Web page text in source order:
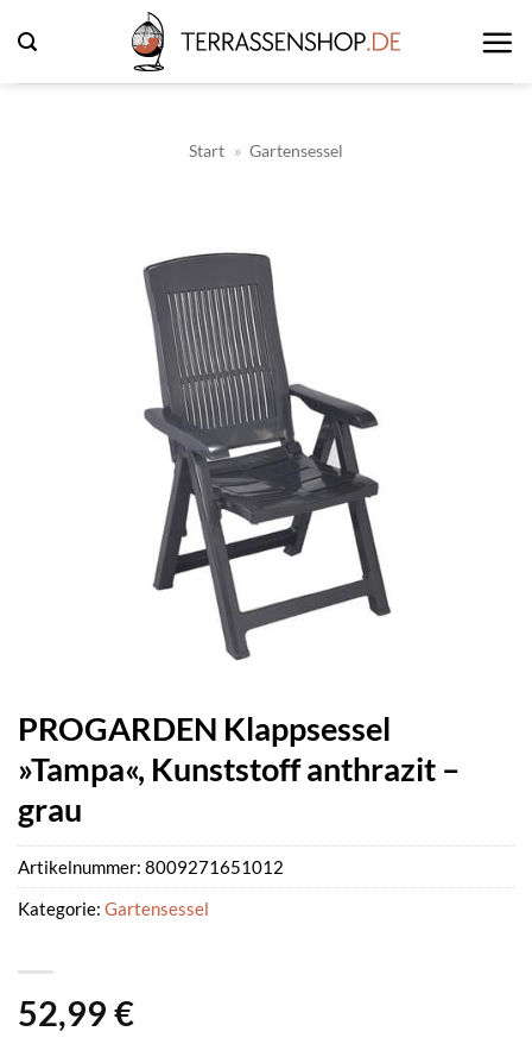
Inhalt
springen
Start » Gartensessel
PROGARDEN Klappsessel
»Tampa«, Kunststoff anthrazit –
grau
52,99 €
Artikelnummer: 8009271651012
Kategorie: Gartensessel